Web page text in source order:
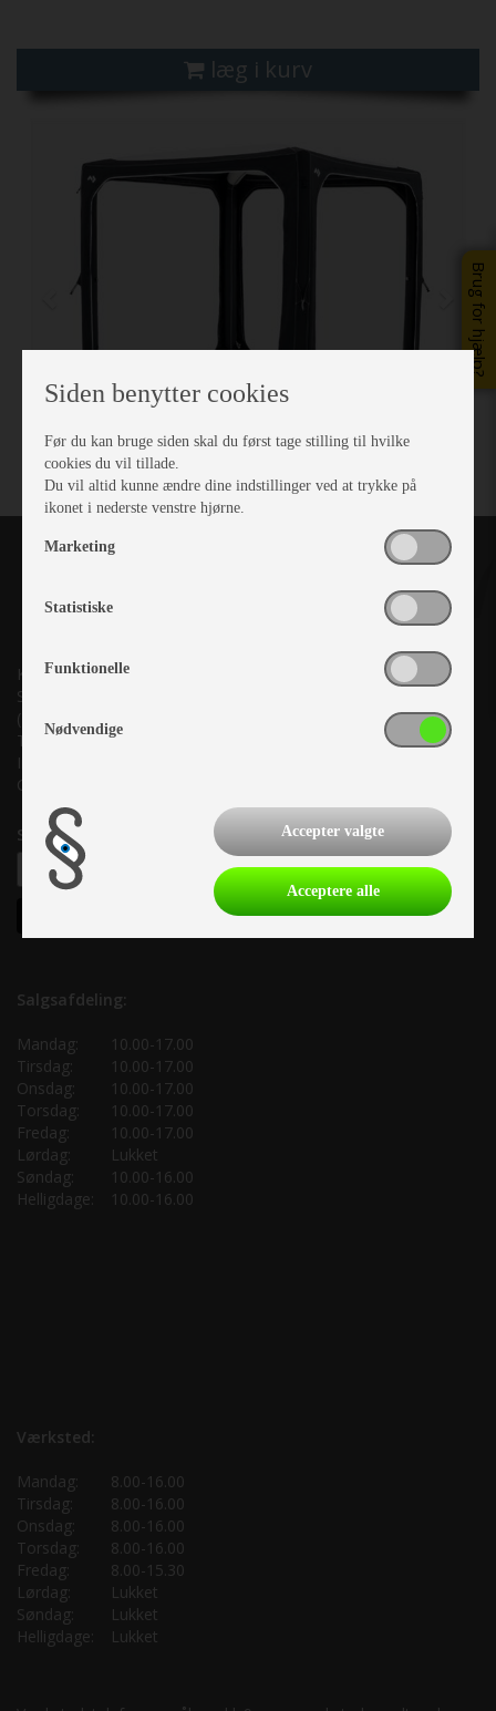
Brug for hjælp?
læg i kurv
Kronjyllands Camping Center A/S
Suderholmen 10, 8960 Randers SØ
(Lige ud til Grenåvej)
Tlf. +45 87 10 98 70
Info@as-kcc.dk
CVR: 33 38 77 33
Samtykke til nyhedsbrev
Salgsafdeling:
Mandag:
10.00-17.00
Tirsdag:
10.00-17.00
Onsdag:
10.00-17.00
Torsdag:
10.00-17.00
Fredag:
10.00-17.00
Lørdag:
Lukket
Søndag:
10.00-16.00
Helligdage:
10.00-16.00
Værksted:
Mandag:
8.00-16.00
Tirsdag:
8.00-16.00
Onsdag:
8.00-16.00
Torsdag:
8.00-16.00
Fredag:
8.00-15.30
Lørdag:
Lukket
Søndag:
Lukket
Helligdage:
Lukket
Siden benytter cookies
Før du kan bruge siden skal du først tage stilling til hvilke
cookies du vil tillade.
Du vil altid kunne ændre dine indstillinger ved at trykke på
ikonet i nederste venstre hjørne.
Marketing
Statistiske
Funktionelle
Nødvendige
Accepter valgte
Acceptere alle